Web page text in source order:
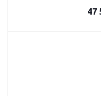
47